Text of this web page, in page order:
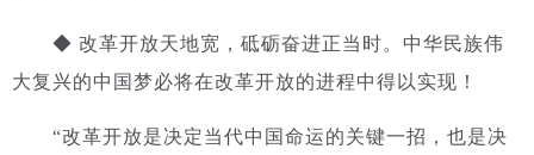
◆ 改革开放天地宽，砥砺奋进正当时。中华民族伟
大复兴的中国梦必将在改革开放的进程中得以实现！
“改革开放是决定当代中国命运的关键一招，也是决